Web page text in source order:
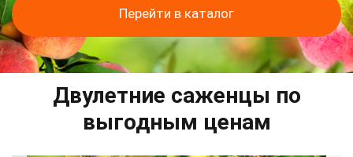
Перейти в каталог
Двулетние саженцы по
выгодным ценам